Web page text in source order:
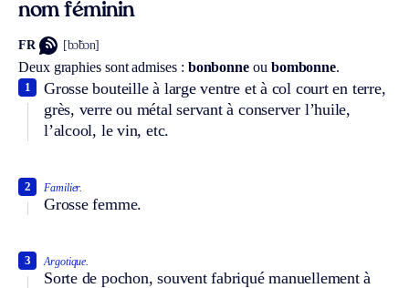
nom féminin
FR [bɔ̃bɔn]
Deux graphies sont admises : bonbonne ou bombonne.
Grosse bouteille à large ventre et à col court en terre,
grès, verre ou métal servant à conserver l’huile,
l’alcool, le vin, etc.
1
Familier.
Grosse femme.
2
Argotique.
Sorte de pochon, souvent fabriqué manuellement à
3